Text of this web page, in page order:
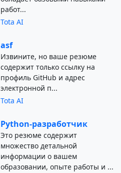
работ...
Tota AI
asf
Извините, но ваше резюме
содержит только ссылку на
профиль GitHub и адрес
электронной п...
Tota AI
Python-разработчик
Это резюме содержит
множество детальной
информации о вашем
образовании, опыте работы и ...